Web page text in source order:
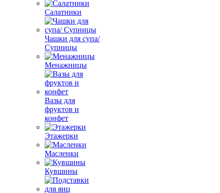
Салатники
Чашки для супа/
Супницы
Менажницы
Вазы для
фруктов и
конфет
Этажерки
Масленки
Кувшины